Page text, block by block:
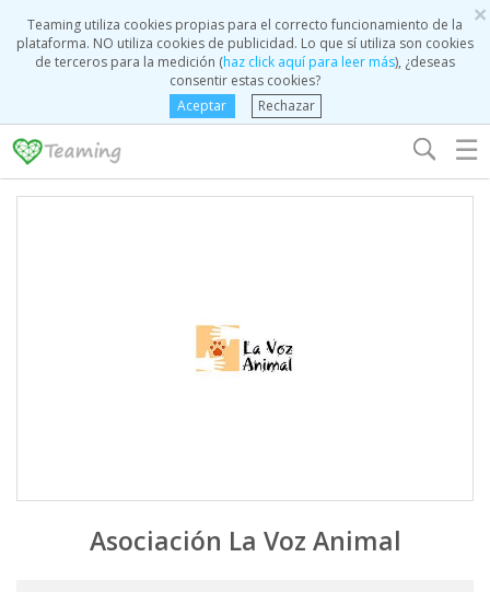
×
Teaming utiliza cookies propias para el correcto funcionamiento de la
plataforma. NO utiliza cookies de publicidad. Lo que sí utiliza son cookies
de terceros para la medición (haz click aquí para leer más), ¿deseas
consentir estas cookies?
Aceptar
Rechazar
☰
Asociación La Voz Animal